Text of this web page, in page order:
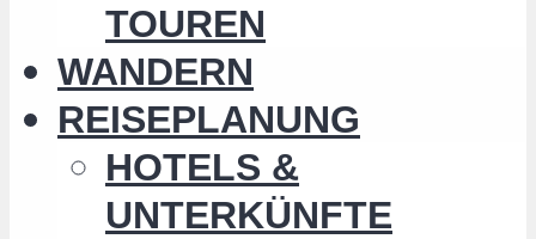
TOUREN
WANDERN
REISEPLANUNG
HOTELS &
UNTERKÜNFTE